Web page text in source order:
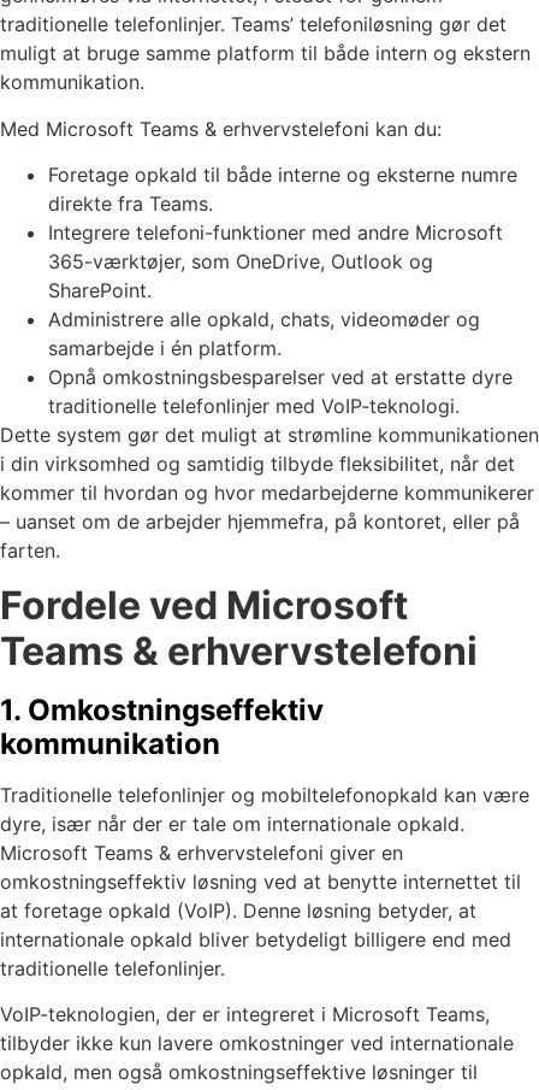
traditionelle telefonlinjer. Teams’ telefoniløsning gør det
muligt at bruge samme platform til både intern og ekstern
kommunikation.
Med Microsoft Teams & erhvervstelefoni kan du:
Foretage opkald til både interne og eksterne numre
direkte fra Teams.
Integrere telefoni-funktioner med andre Microsoft
365-værktøjer, som OneDrive, Outlook og
SharePoint.
Administrere alle opkald, chats, videomøder og
samarbejde i én platform.
Opnå omkostningsbesparelser ved at erstatte dyre
traditionelle telefonlinjer med VoIP-teknologi.
Dette system gør det muligt at strømline kommunikationen
i din virksomhed og samtidig tilbyde fleksibilitet, når det
kommer til hvordan og hvor medarbejderne kommunikerer
– uanset om de arbejder hjemmefra, på kontoret, eller på
farten.
Fordele ved Microsoft
Teams & erhvervstelefoni
1. Omkostningseffektiv
kommunikation
Traditionelle telefonlinjer og mobiltelefonopkald kan være
dyre, især når der er tale om internationale opkald.
Microsoft Teams & erhvervstelefoni giver en
omkostningseffektiv løsning ved at benytte internettet til
at foretage opkald (VoIP). Denne løsning betyder, at
internationale opkald bliver betydeligt billigere end med
traditionelle telefonlinjer.
VoIP-teknologien, der er integreret i Microsoft Teams,
tilbyder ikke kun lavere omkostninger ved internationale
opkald, men også omkostningseffektive løsninger til